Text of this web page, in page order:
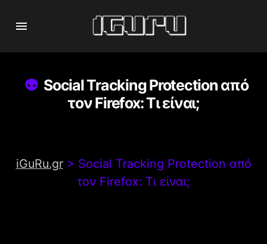
Social Tracking Protection από
τον Firefox: Τι είναι;
iGuRu.gr> Social Tracking Protection από
τον Firefox: Τι είναι;